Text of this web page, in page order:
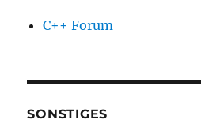
C++ Forum
SONSTIGES